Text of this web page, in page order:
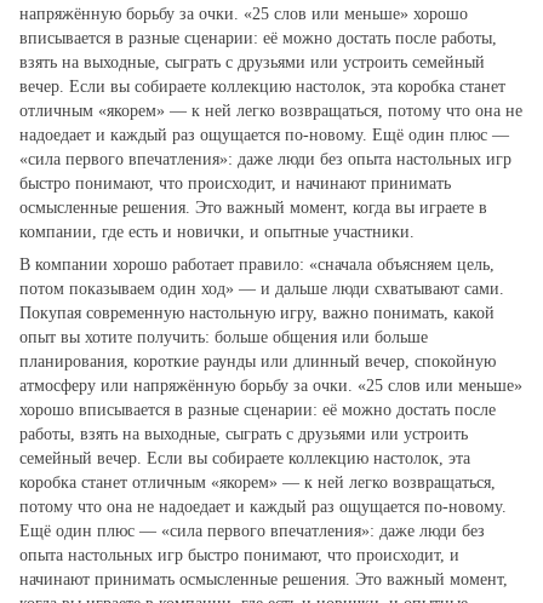
напряжённую борьбу за очки. «25 слов или меньше» хорошо
вписывается в разные сценарии: её можно достать после работы,
взять на выходные, сыграть с друзьями или устроить семейный
вечер. Если вы собираете коллекцию настолок, эта коробка станет
отличным «якорем» — к ней легко возвращаться, потому что она не
надоедает и каждый раз ощущается по‑новому. Ещё один плюс —
«сила первого впечатления»: даже люди без опыта настольных игр
быстро понимают, что происходит, и начинают принимать
осмысленные решения. Это важный момент, когда вы играете в
компании, где есть и новички, и опытные участники.
В компании хорошо работает правило: «сначала объясняем цель,
потом показываем один ход» — и дальше люди схватывают сами.
Покупая современную настольную игру, важно понимать, какой
опыт вы хотите получить: больше общения или больше
планирования, короткие раунды или длинный вечер, спокойную
атмосферу или напряжённую борьбу за очки. «25 слов или меньше»
хорошо вписывается в разные сценарии: её можно достать после
работы, взять на выходные, сыграть с друзьями или устроить
семейный вечер. Если вы собираете коллекцию настолок, эта
коробка станет отличным «якорем» — к ней легко возвращаться,
потому что она не надоедает и каждый раз ощущается по‑новому.
Ещё один плюс — «сила первого впечатления»: даже люди без
опыта настольных игр быстро понимают, что происходит, и
начинают принимать осмысленные решения. Это важный момент,